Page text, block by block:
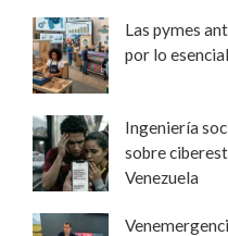
Las pymes
por lo
Ingeniería
sobre
Venezuela